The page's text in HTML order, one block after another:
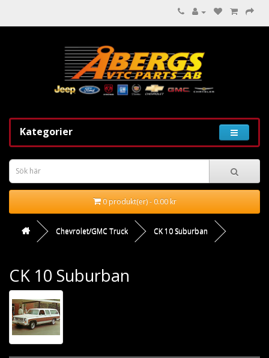
Kategorier
0 produkt(er) - 0.00 kr
Chevrolet/GMC Truck CK 10 Suburban
CK 10 Suburban